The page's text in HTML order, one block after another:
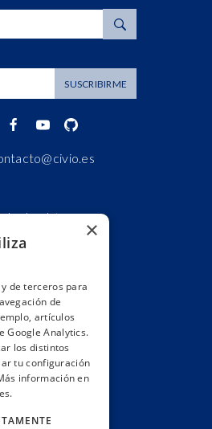
SUSCRIBIRME
los datos
Áreas
Civio Datos
Contacto
de uso
Poder
×
de terceros para
de
artículos
Google Analytics.
los distintos
tu configuración
información en